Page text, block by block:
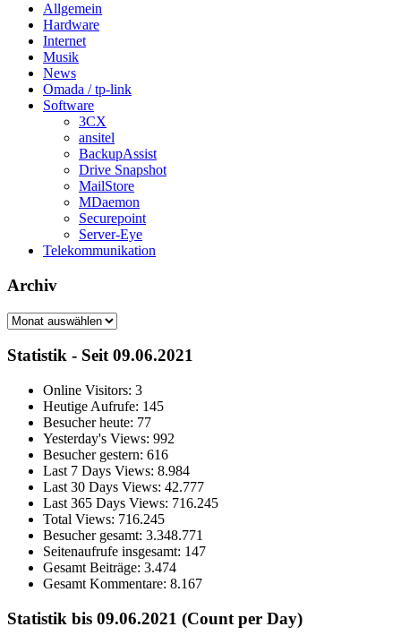
Allgemein
Hardware
Internet
Musik
News
Omada / tp-link
Software
3CX
ansitel
BackupAssist
Drive Snapshot
MailStore
MDaemon
Securepoint
Server-Eye
Telekommunikation
Archiv
Archiv
Statistik - Seit 09.06.2021
Online Visitors: 3
Heutige Aufrufe: 145
Besucher heute: 77
Yesterday's Views: 992
Besucher gestern: 616
Last 7 Days Views: 8.984
Last 30 Days Views: 42.777
Last 365 Days Views: 716.245
Total Views: 716.245
Besucher gesamt: 3.348.771
Seitenaufrufe insgesamt: 147
Gesamt Beiträge: 3.474
Gesamt Kommentare: 8.167
Statistik bis 09.06.2021 (Count per Day)